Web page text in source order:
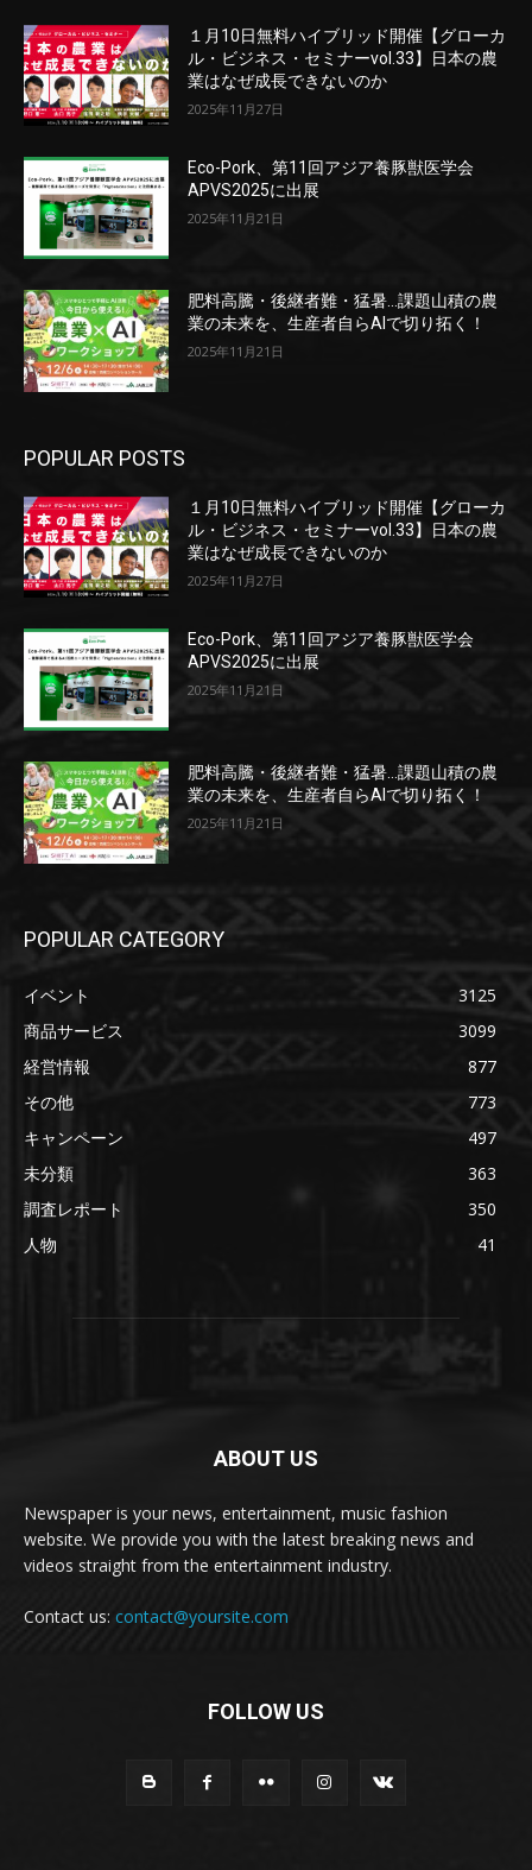
１月10日無料ハイブリッド開催【グローカ
ル・ビジネス・セミナーvol.33】日本の農
業はなぜ成長できないのか
2025年11月27日
Eco-Pork、第11回アジア養豚獣医学会
APVS2025に出展
2025年11月21日
肥料高騰・後継者難・猛暑…課題山積の農
業の未来を、生産者自らAIで切り拓く！
2025年11月21日
POPULAR POSTS
１月10日無料ハイブリッド開催【グローカ
ル・ビジネス・セミナーvol.33】日本の農
業はなぜ成長できないのか
2025年11月27日
Eco-Pork、第11回アジア養豚獣医学会
APVS2025に出展
2025年11月21日
肥料高騰・後継者難・猛暑…課題山積の農
業の未来を、生産者自らAIで切り拓く！
2025年11月21日
POPULAR CATEGORY
イベント
3125
商品サービス
3099
経営情報
877
その他
773
キャンペーン
497
未分類
363
調査レポート
350
人物
41
ABOUT US
Newspaper is your news, entertainment, music fashion
website. We provide you with the latest breaking news and
videos straight from the entertainment industry.
Contact us: contact@yoursite.com
FOLLOW US